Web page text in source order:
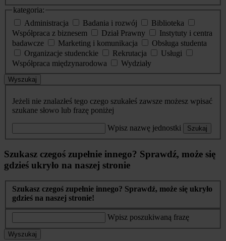
kategoria:
Administracja
Badania i rozwój
Biblioteka
Współpraca z biznesem
Dział Prawny
Instytuty i centra
badawcze
Marketing i komunikacja
Obsługa studenta
Organizacje studenckie
Rekrutacja
Usługi
Współpraca międzynarodowa
Wydziały
Wyszukaj
Jeżeli nie znalazłeś tego czego szukałeś zawsze możesz wpisać
szukane słowo lub frazę poniżej
Wpisz nazwę jednostki Szukaj
Szukasz czegoś zupełnie innego? Sprawdź, może się
gdzieś ukryło na naszej stronie
Szukasz czegoś zupełnie innego? Sprawdź, może się ukryło
gdzieś na naszej stronie!
Wpisz poszukiwaną frazę
Wyszukaj